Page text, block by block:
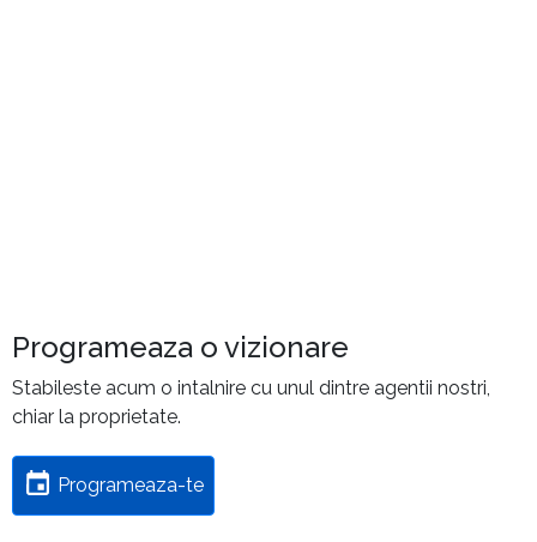
Programeaza o vizionare
Stabileste acum o intalnire cu unul dintre agentii nostri,
chiar la proprietate.
Programeaza-te